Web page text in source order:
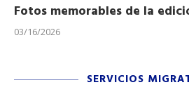
Fotos memorables de la
03/16/2026
SERVICIOS